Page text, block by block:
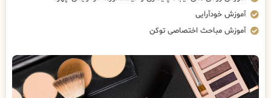
آموزش خودآرایی
آموزش مباحث اختصاصی توکن